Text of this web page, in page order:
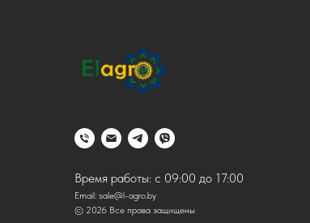
Время работы: с 09:00 до 17:00
Email: sale@l-agro.by
© 2026 Все права защищены